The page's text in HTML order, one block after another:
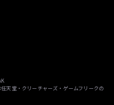
天堂・クリーチャーズ・ゲームフリークの